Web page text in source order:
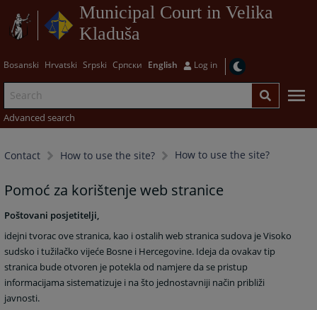
Municipal Court in Velika
Kladuša
Bosanski Hrvatski Srpski Српски English Log in
Advanced search
Contact How to use the site? How to use the site?
Pomoć za korištenje web stranice
Poštovani posjetitelji,
idejni tvorac ove stranica, kao i ostalih web stranica sudova je Visoko
sudsko i tužilačko vijeće Bosne i Hercegovine. Ideja da ovakav tip
stranica bude otvoren je potekla od namjere da se pristup
informacijama sistematizuje i na što jednostavniji način približi
javnosti.